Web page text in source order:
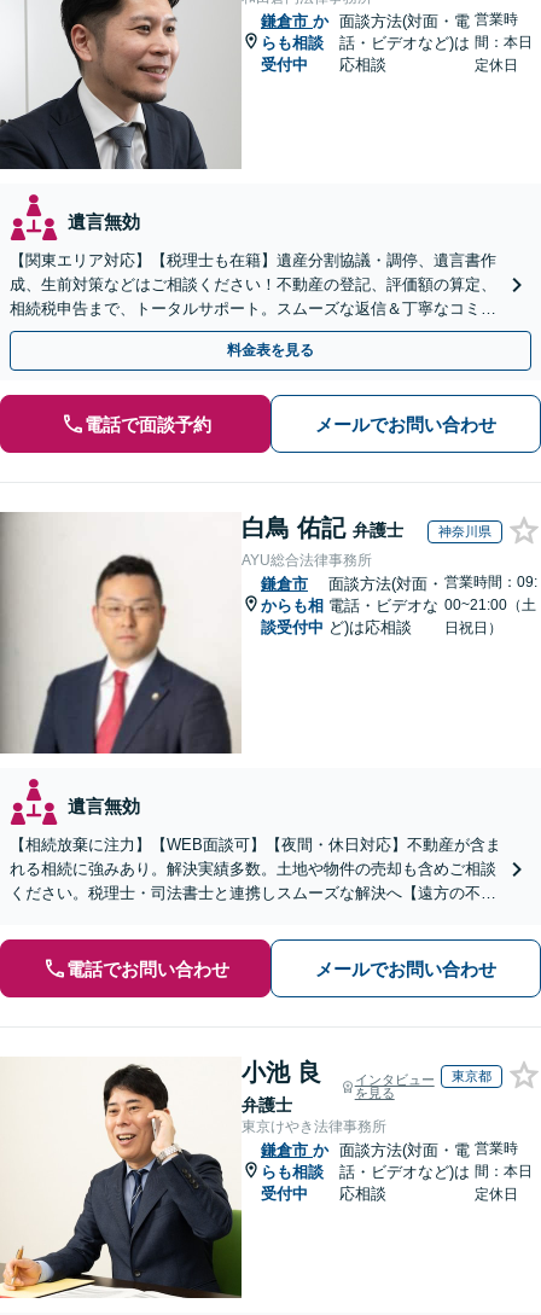
鎌倉市 か
らも相談
受付中
面談方法(対面・電
話・ビデオなど)は
応相談
営業時
間：本日
定休日
遺言無効
【関東エリア対応】【税理士も在籍】遺産分割協議・調停、遺言書作
成、生前対策などはご相談ください！不動産の登記、評価額の算定、
相続税申告まで、トータルサポート。スムーズな返信＆丁寧なコミュ
ニケーション◎お気軽にご相談ください。
料金表を見る
電話で面談予約 メールでお問い合わせ
白鳥 佑記 弁護士 神奈川県
AYU総合法律事務所
鎌倉市
からも相
談受付中
面談方法(対面・
電話・ビデオな
ど)は応相談
営業時間：09:
00~21:00（土
日祝日）
遺言無効
【相続放棄に注力】【WEB面談可】【夜間・休日対応】不動産が含ま
れる相続に強みあり。解決実績多数。土地や物件の売却も含めご相談
ください。税理士・司法書士と連携しスムーズな解決へ【遠方の不動
電話でお問い合わせ メールでお問い合わせ
小池 良
弁護士
インタビュー
を見る
東京都
東京けやき法律事務所
鎌倉市 か
らも相談
受付中
面談方法(対面・電
話・ビデオなど)は
応相談
営業時
間：本日
定休日